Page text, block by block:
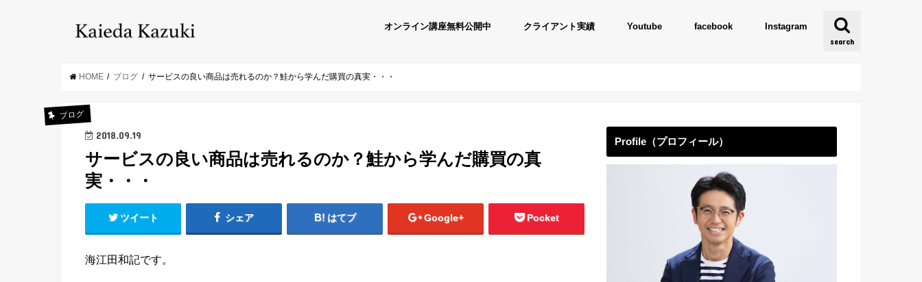
search
オンライン講座無料公開中 クライアント実績 Youtube facebook Instagram
HOME ブログ サービスの良い商品は売れるのか？鮭から学んだ購買の真実・・・
ブログ
2018.09.19
サービスの良い商品は売れるのか？鮭から学んだ購買の真
実・・・
ツイート シェア はてブ Google+ Pocket
海江田和記です。
Profile（プロフィール）